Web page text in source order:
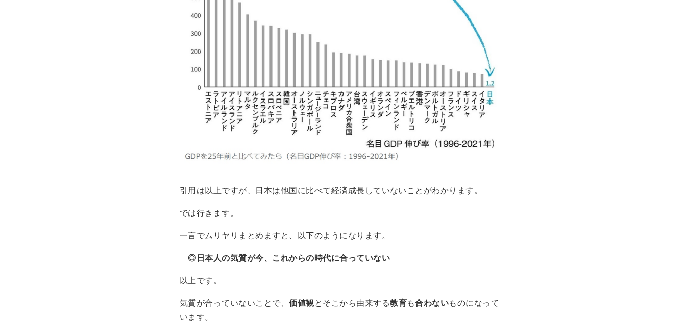
引用は以上ですが、日本は他国に比べて経済成長していないことがわかります。
では行きます。
一言でムリヤリまとめますと、以下のようになります。
◎日本人の気質が今、これからの時代に合っていない
以上です。
気質が合っていないことで、価値観とそこから由来する教育も合わないものになって
います。